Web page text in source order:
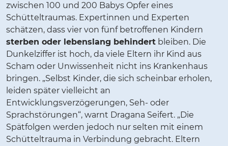
zwischen 100 und 200 Babys Opfer eines
Schütteltraumas. Expertinnen und Experten
schätzen, dass vier von fünf betroffenen Kindern
sterben oder lebenslang behindert bleiben. Die
Dunkelziffer ist hoch, da viele Eltern ihr Kind aus
Scham oder Unwissenheit nicht ins Krankenhaus
bringen. „Selbst Kinder, die sich scheinbar erholen,
leiden später vielleicht an
Entwicklungsverzögerungen, Seh- oder
Sprachstörungen“, warnt Dragana Seifert. „Die
Spätfolgen werden jedoch nur selten mit einem
Schütteltrauma in Verbindung gebracht. Eltern